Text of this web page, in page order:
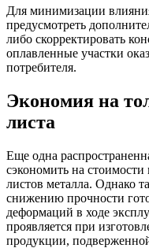
Для минимизации
предусмотреть
либо скорректировать
оплавленные участки
потребителя.
Экономия на
листа
Еще одна
сэкономить на
листов металла. Однако
снижению прочности
деформаций в ходе
проявляется при
продукции,